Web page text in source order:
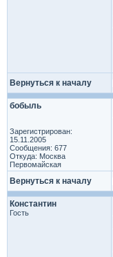
Вернуться к началу
бобыль
Зарегистрирован:
15.11.2005
Сообщения: 677
Откуда: Москва
Первомайская
Вернуться к началу
Константин
Гость